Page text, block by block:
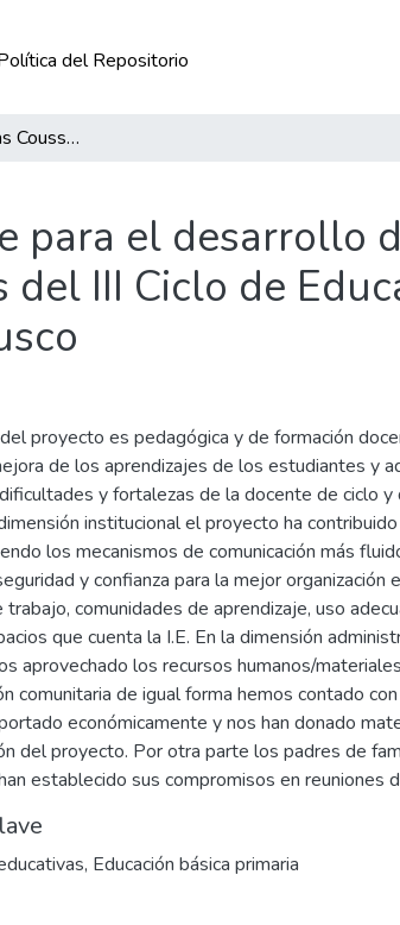
del Repositorio
Uso de las Regletas Coussinaire para el desarrollo de competencias matemáticas de los estudiantes del III Ciclo de Educación primaria de la I.E. N° 50040 de Huillcapata-Cusco
para el desarrollo
III Ciclo de
proyecto es pedagógica y de formación
de los aprendizajes de los estudiantes y
y fortalezas de la docente de ciclo
institucional el proyecto ha
los mecanismos de comunicación más
y confianza para la mejor organización
comunidades de aprendizaje, uso
que cuenta la I.E. En la dimensión
aprovechado los recursos humanos/
comunitaria de igual forma hemos contado
económicamente y nos han donado
del proyecto. Por otra parte los padres de
establecido sus compromisos en reuniones
, Educación básica primaria